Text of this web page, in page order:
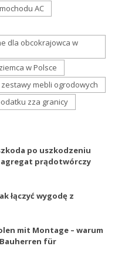
AC
dla obcokrajowca w
w Polsce
zestawy mebli ogrodowych
zza granicy
po uszkodzeniu
prądotwórczy
łączyć wygodę z
mit Montage – warum
für